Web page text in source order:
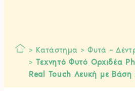
> Κατάστημα >Φυτά –
>Τεχνητό Φυτό Ορχιδέα
Real Touch Λευκή με Βάση